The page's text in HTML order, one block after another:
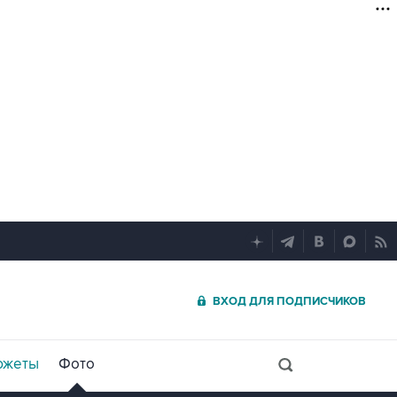
ВХОД ДЛЯ ПОДПИСЧИКОВ
Фото